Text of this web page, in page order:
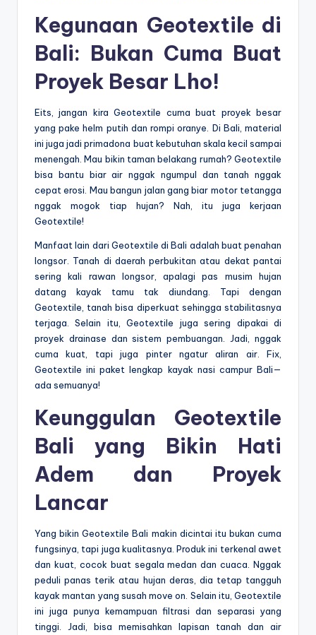
Kegunaan Geotextile di
Bali: Bukan Cuma Buat
Proyek Besar Lho!
Eits, jangan kira Geotextile cuma buat proyek besar
yang pake helm putih dan rompi oranye. Di Bali, material
ini juga jadi primadona buat kebutuhan skala kecil sampai
menengah. Mau bikin taman belakang rumah? Geotextile
bisa bantu biar air nggak ngumpul dan tanah nggak
cepat erosi. Mau bangun jalan gang biar motor tetangga
nggak mogok tiap hujan? Nah, itu juga kerjaan
Geotextile!
Manfaat lain dari Geotextile di Bali adalah buat penahan
longsor. Tanah di daerah perbukitan atau dekat pantai
sering kali rawan longsor, apalagi pas musim hujan
datang kayak tamu tak diundang. Tapi dengan
Geotextile, tanah bisa diperkuat sehingga stabilitasnya
terjaga. Selain itu, Geotextile juga sering dipakai di
proyek drainase dan sistem pembuangan. Jadi, nggak
cuma kuat, tapi juga pinter ngatur aliran air. Fix,
Geotextile ini paket lengkap kayak nasi campur Bali—
ada semuanya!
Keunggulan Geotextile
Bali yang Bikin Hati
Adem dan Proyek
Lancar
Yang bikin Geotextile Bali makin dicintai itu bukan cuma
fungsinya, tapi juga kualitasnya. Produk ini terkenal awet
dan kuat, cocok buat segala medan dan cuaca. Nggak
peduli panas terik atau hujan deras, dia tetap tangguh
kayak mantan yang susah move on. Selain itu, Geotextile
ini juga punya kemampuan filtrasi dan separasi yang
tinggi. Jadi, bisa memisahkan lapisan tanah dan air